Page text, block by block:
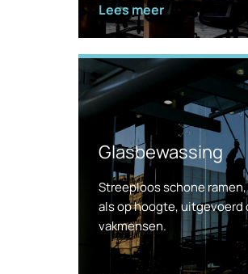
Lees meer
Glasbewassing
Streeploos schone
als op hoogte, uitgevoerd
vakmensen.